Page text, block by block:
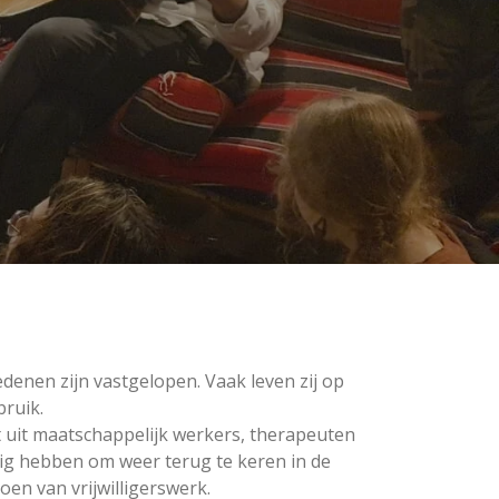
zijn vastgelopen. Vaak leven zij op
maatschappelijk werkers, therapeuten
hebben om weer terug te keren in de
van vrijwilligerswerk.